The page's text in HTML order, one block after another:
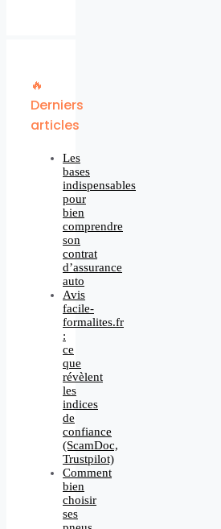
🔥
Derniers
articles
Les
bases
indispensables
pour
bien
comprendre
son
contrat
d’assurance
auto
Avis
facile-
formalites.fr
:
ce
que
révèlent
les
indices
de
confiance
(ScamDoc,
Trustpilot)
Comment
bien
choisir
ses